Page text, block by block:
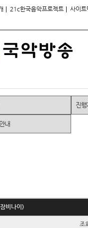
| 21c한국음악프로젝트 | 사이트
비나이)
조
진
내